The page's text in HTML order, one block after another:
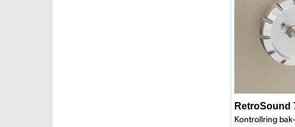
RetroSound
Kontrollring